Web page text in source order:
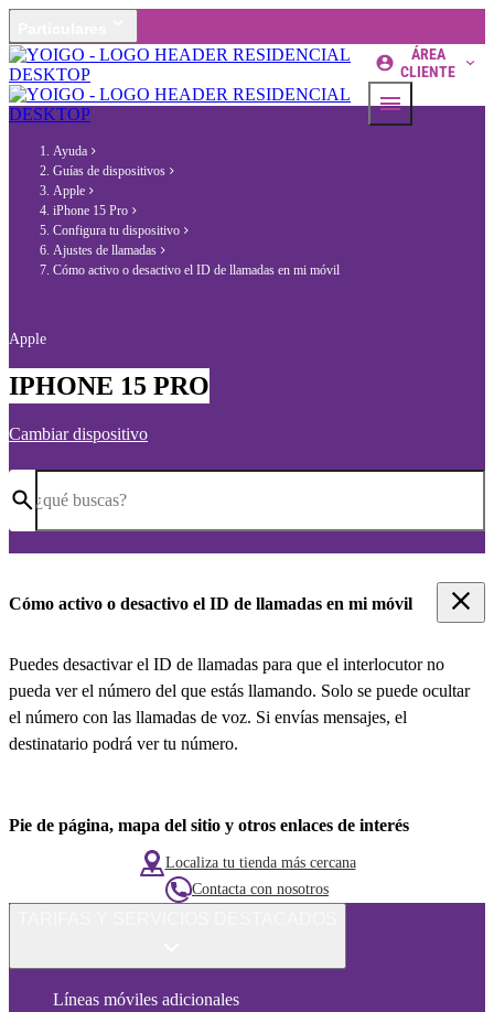
ÁREA
CLIENTE
Ayuda
Guías de dispositivos
Apple
iPhone 15 Pro
Configura tu dispositivo
Ajustes de llamadas
Cómo activo o desactivo el ID de llamadas en mi móvil
Apple
IPHONE 15 PRO
Cambiar dispositivo
¿qué buscas?
Cómo activo o desactivo el ID de llamadas en mi móvil
Puedes desactivar el ID de llamadas para que el interlocutor no
pueda ver el número del que estás llamando. Solo se puede ocultar
el número con las llamadas de voz. Si envías mensajes, el
destinatario podrá ver tu número.
Pie de página, mapa del sitio y otros enlaces de interés
Localiza tu tienda más cercana
Contacta con nosotros
Líneas móviles adicionales